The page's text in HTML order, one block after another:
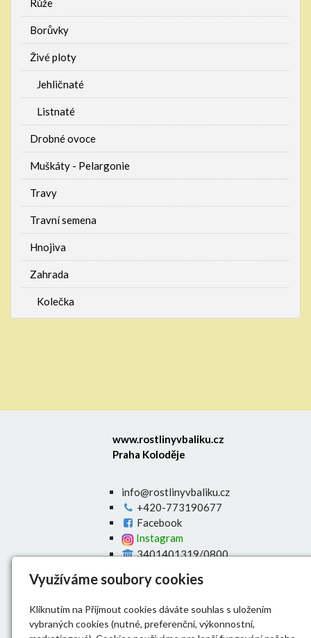
Růže
Borůvky
Živé ploty
Jehličnaté
Listnaté
Drobné ovoce
Muškáty - Pelargonie
Travy
Travní semena
Hnojiva
Zahrada
Kolečka
www.rostlinyvbaliku.cz
Praha Koloděje
info@rostlinyvbaliku.cz
+420-773190677
Facebook
Instagram
3401401319/0800
Úvod
O nás
Výsadba živých plotů
Využíváme soubory cookies
Kliknutím na Přijmout cookies dáváte souhlas s uložením
vybraných cookies (nutné, preferenční, výkonnostní,